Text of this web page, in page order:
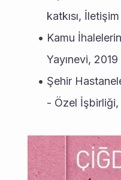
katkısı,
Kamu
Yayınevi, 2019
Şehir
- Özel İşbirliği,